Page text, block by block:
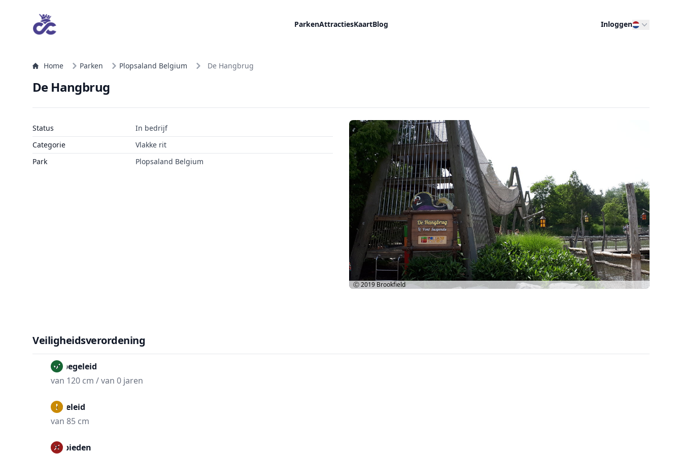
ParkenAttractiesKaartBlog Inloggen
Home Parken Plopsaland Belgium De Hangbrug
De Hangbrug
Status
In bedrijf
Categorie
Vlakke rit
Park
Plopsaland Belgium
Ⓒ 2019 Brookfield
Veiligheidsverordening
Onbegeleid
van 120 cm / van 0 jaren
Begeleid
van 85 cm
Verbieden